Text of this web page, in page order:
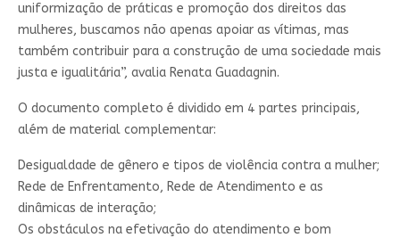
uniformização de práticas e promoção dos direitos das
mulheres, buscamos não apenas apoiar as vítimas, mas
também contribuir para a construção de uma sociedade mais
justa e igualitária”, avalia Renata Guadagnin.
O documento completo é dividido em 4 partes principais,
além de material complementar:
Desigualdade de gênero e tipos de violência contra a mulher;
Rede de Enfrentamento, Rede de Atendimento e as
dinâmicas de interação;
Os obstáculos na efetivação do atendimento e bom